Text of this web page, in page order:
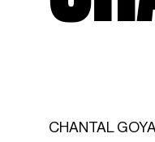
CHANTAL GOYA